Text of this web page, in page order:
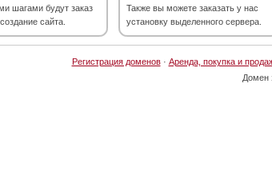
шагами будут заказ
сайта.
Также вы можете заказать у нас
установку выделенного сервера.
Регистрация доменов· Аренда, покупка и
Домен